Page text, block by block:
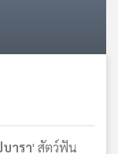
ารา' สัตว์ฟัน